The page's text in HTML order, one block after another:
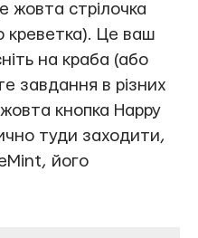
жовта стрілочка
креветка). Це ваш
на краба (або
завдання в різних
кнопка Happy
туди заходити,
його